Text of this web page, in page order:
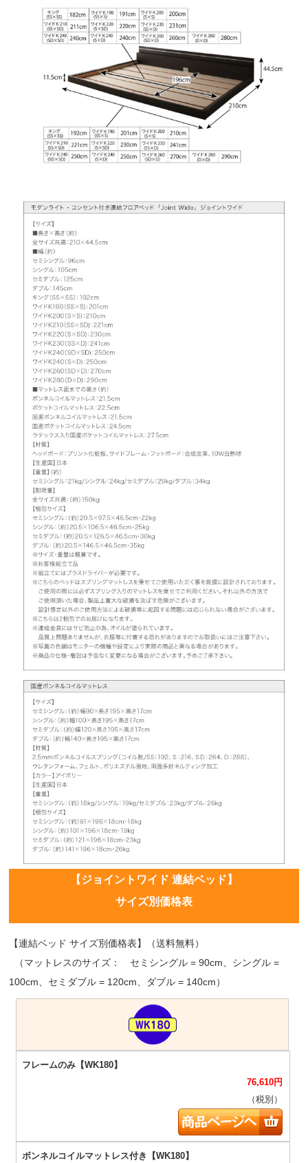
【ジョイントワイド 連結ベッド】
サイズ別価格表
【連結ベッド サイズ別価格表】（送料無料）
（マットレスのサイズ： セミシングル = 90cm、シングル =
100cm、セミダブル = 120cm、ダブル = 140cm）
76,610円
（税別）